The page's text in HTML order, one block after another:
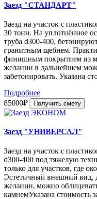
Заезд "СТАНДАРТ"
Заезд на участок с
30 тонн. На уплотнённое
труба d300-400,
гранитным щебнем.
финишным покрытием из
желании в дальнейшем
забетонировать. Указана
Подробнее
85000₽
Получить смету
Заезд "УНИВЕРСАЛ"
Заезд на участок с
d300-400 под тяжелую
только для участков, где
Эстетичный внешний вид,
желании, можно
камнемУказана стоимость